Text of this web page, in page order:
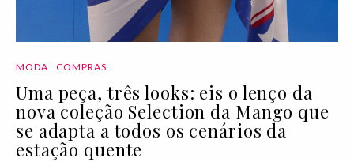
MODA COMPRAS
Uma peça, três looks: eis o lenço da
nova coleção Selection da Mango que
se adapta a todos os cenários da
estação quente